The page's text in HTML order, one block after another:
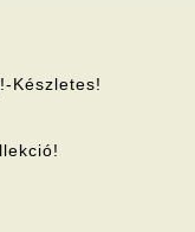
Készletes!